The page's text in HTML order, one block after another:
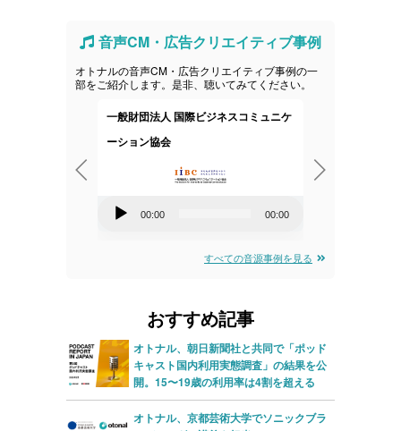
音声CM・広告クリエイティブ事例
オトナルの音声CM・広告クリエイティブ事例の一
部をご紹介します。是非、聴いてみてください。
一般財団法人 国際ビジネスコミュニケ
ーション協会
ー
00:00 00:00
すべての音源事例を見る
おすすめ記事
オトナル、朝日新聞社と共同で「ポッド
キャスト国内利用実態調査」の結果を公
開。15〜19歳の利用率は4割を超える
オトナル、京都芸術大学でソニックブラ